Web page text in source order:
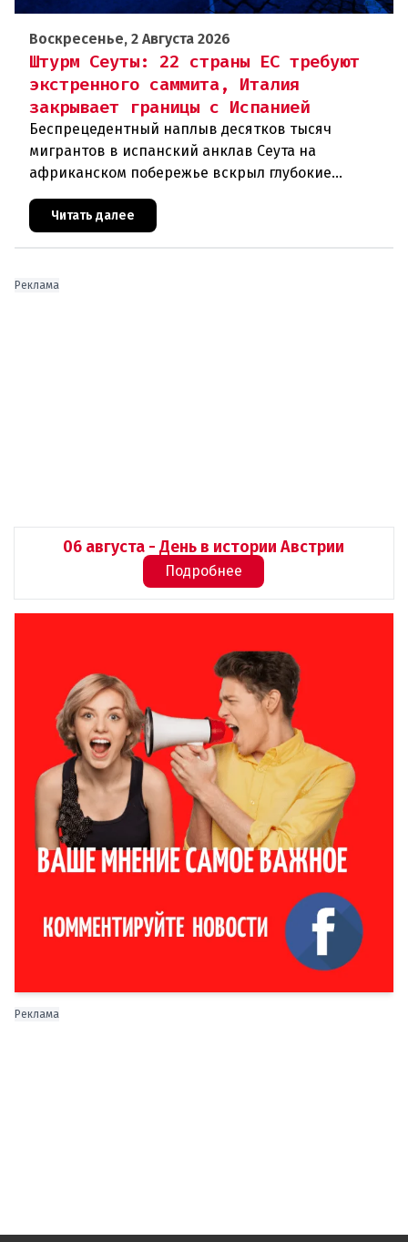
Воскресенье, 2 Августа 2026
Штурм Сеуты: 22 страны ЕС требуют
экстренного саммита, Италия
закрывает границы с Испанией
Беспрецедентный наплыв десятков тысяч
мигрантов в испанский анклав Сеута на
африканском побережье вскрыл глубокие
трещины в миграционной политике Евросоюза. 22
государства во главе с Австрией и Италие
Читать далее
Реклама
06 августа - День в истории Австрии
Подробнее
Реклама